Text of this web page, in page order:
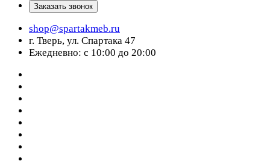
Заказать звонок
shop@spartakmeb.ru
г. Тверь, ул. Спартака 47
Ежедневно: с 10:00 до 20:00